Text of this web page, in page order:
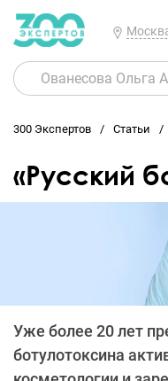
300 Экспертов Статьи
«Русский
Уже более 20 лет
ботулотоксина